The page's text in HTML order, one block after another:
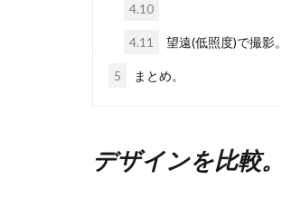
4.10
4.11 望遠(低照度)で撮影。
5 まとめ。
デザインを比較。